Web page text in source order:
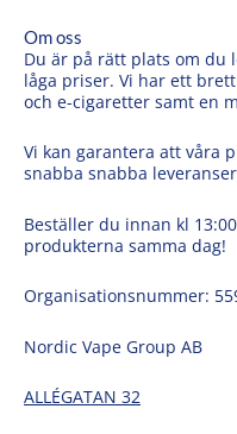
Om oss
Du är på rätt plats om
låga priser. Vi har ett
och e-cigaretter samt en
Vi kan garantera att våra
snabba snabba
Beställer du innan kl
produkterna samma dag!
Organisationsnummer:
Nordic Vape Group AB
ALLÉGATAN 32